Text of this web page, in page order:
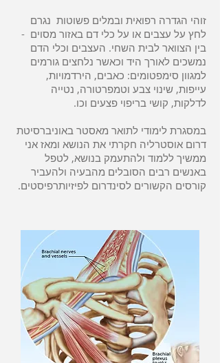
זוהי הגדרה רפואית ובמלים פשוטות נגרם
לחץ על עצבים או על כלי דם באזור מסוים -
בין הצוואר לבית השחי. העצבים וכלי הדם
נמשכים לאורך היד וכאשר נלחצים גורמים
למגוון סימפטומים: כאבים, הירדמויות,
עייפות, שינוי צבע וטמפרטורה, נטייה
לדלקות, קושי בריפוי פצעים וכו.
במסגרת לימודי לתואר מאסטר באוניברסיטת
דרום אוסטרליה חקרתי את הנושא ומאז אני
ממשיך ללמוד ולהתעמק בנושא, לטפל
באנשים רבים הסובלים מהבעיה ולהעביר
קורסים הקשורים לסינדרום לפיזיותרפיסטים.